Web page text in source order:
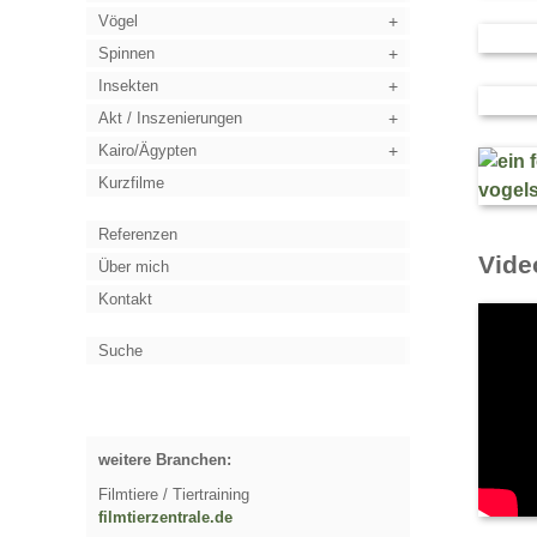
Vögel
Spinnen
Insekten
Akt / Inszenierungen
Kairo/Ägypten
Kurzfilme
Referenzen
Über mich
Kontakt
Suche
weitere Branchen:
Filmtiere / Tiertraining
filmtierzentrale.de